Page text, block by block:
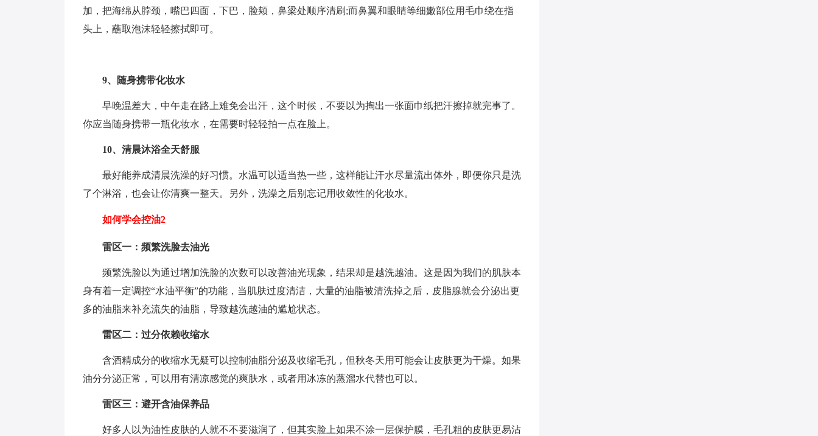
加，把海绵从脖颈，嘴巴四面，下巴，脸颊，鼻梁处顺序清刷;而鼻翼和眼睛等细嫩部位用毛巾绕在指
头上，蘸取泡沫轻轻擦拭即可。
9、随身携带化妆水
早晚温差大，中午走在路上难免会出汗，这个时候，不要以为掏出一张面巾纸把汗擦掉就完事了。
你应当随身携带一瓶化妆水，在需要时轻轻拍一点在脸上。
10、清晨沐浴全天舒服
最好能养成清晨洗澡的好习惯。水温可以适当热一些，这样能让汗水尽量流出体外，即便你只是洗
了个淋浴，也会让你清爽一整天。另外，洗澡之后别忘记用收敛性的化妆水。
如何学会控油2
雷区一：频繁洗脸去油光
频繁洗脸以为通过增加洗脸的次数可以改善油光现象，结果却是越洗越油。这是因为我们的肌肤本
身有着一定调控“水油平衡”的功能，当肌肤过度清洁，大量的油脂被清洗掉之后，皮脂腺就会分泌出更
多的油脂来补充流失的油脂，导致越洗越油的尴尬状态。
雷区二：过分依赖收缩水
含酒精成分的收缩水无疑可以控制油脂分泌及收缩毛孔，但秋冬天用可能会让皮肤更为干燥。如果
油分分泌正常，可以用有清凉感觉的爽肤水，或者用冰冻的蒸溜水代替也可以。
雷区三：避开含油保养品
好多人以为油性皮肤的人就不不要滋润了，但其实脸上如果不涂一层保护膜，毛孔粗的皮肤更易沾